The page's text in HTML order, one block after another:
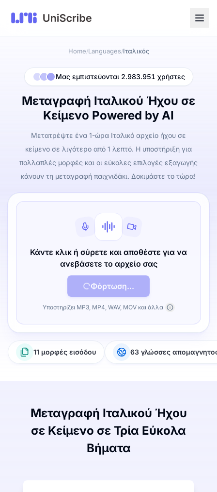
Home/Languages/Ιταλικός
Μας εμπιστεύονται 2.983.951 χρήστες
Μεταγραφή Ιταλικού Ήχου σε
Κείμενο Powered by AI
Μετατρέψτε ένα 1-ώρα Ιταλικό αρχείο ήχου σε
κείμενο σε λιγότερο από 1 λεπτό. Η υποστήριξη για
πολλαπλές μορφές και οι εύκολες επιλογές εξαγωγής
κάνουν τη μεταγραφή παιχνιδάκι. Δοκιμάστε το τώρα!
Κάντε κλικ ή σύρετε και αποθέστε για να
ανεβάσετε το αρχείο σας
Φόρτωση...
Υποστηρίζει MP3, MP4, WAV, MOV και άλλα
11 μορφές εισόδου 63 γλώσσες
Μεταγραφή Ιταλικού Ήχου
σε Κείμενο σε Τρία Εύκολα
Βήματα